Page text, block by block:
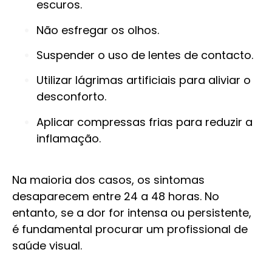
escuros.
Não esfregar os olhos.
Suspender o uso de lentes de contacto.
Utilizar lágrimas artificiais para aliviar o
desconforto.
Aplicar compressas frias para reduzir a
inflamação.
Na maioria dos casos, os sintomas
desaparecem entre 24 a 48 horas. No
entanto, se a dor for intensa ou persistente,
é fundamental procurar um profissional de
saúde visual.